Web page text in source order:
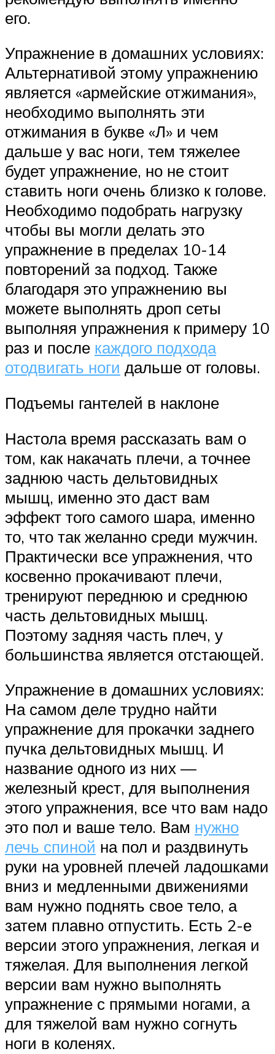
его.
Упражнение в домашних условиях:
Альтернативой этому упражнению
является «армейские отжимания»,
необходимо выполнять эти
отжимания в букве «Л» и чем
дальше у вас ноги, тем тяжелее
будет упражнение, но не стоит
ставить ноги очень близко к голове.
Необходимо подобрать нагрузку
чтобы вы могли делать это
упражнение в пределах 10-14
повторений за подход. Также
благодаря это упражнению вы
можете выполнять дроп сеты
выполняя упражнения к примеру 10
раз и после каждого подхода
отодвигать ноги дальше от головы.
Подъемы гантелей в наклоне
Настола время рассказать вам о
том, как накачать плечи, а точнее
заднюю часть дельтовидных
мышц, именно это даст вам
эффект того самого шара, именно
то, что так желанно среди мужчин.
Практически все упражнения, что
косвенно прокачивают плечи,
тренируют переднюю и среднюю
часть дельтовидных мышц.
Поэтому задняя часть плеч, у
большинства является отстающей.
Упражнение в домашних условиях:
На самом деле трудно найти
упражнение для прокачки заднего
пучка дельтовидных мышц. И
название одного из них —
железный крест, для выполнения
этого упражнения, все что вам надо
это пол и ваше тело. Вам нужно
лечь спиной на пол и раздвинуть
руки на уровней плечей ладошками
вниз и медленными движениями
вам нужно поднять свое тело, а
затем плавно отпустить. Есть 2-е
версии этого упражнения, легкая и
тяжелая. Для выполнения легкой
версии вам нужно выполнять
упражнение с прямыми ногами, а
для тяжелой вам нужно согнуть
ноги в коленях.